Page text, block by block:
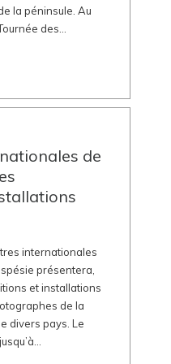
la péninsule. Au
des...
de
internationales
présentera,
et installations
de la
divers pays. Le